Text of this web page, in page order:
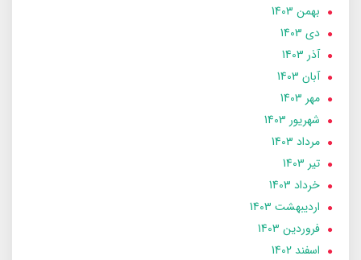
بهمن 1403
دی 1403
آذر 1403
آبان 1403
مهر 1403
شهریور 1403
مرداد 1403
تير 1403
خرداد 1403
ارديبهشت 1403
فروردین 1403
اسفند 1402